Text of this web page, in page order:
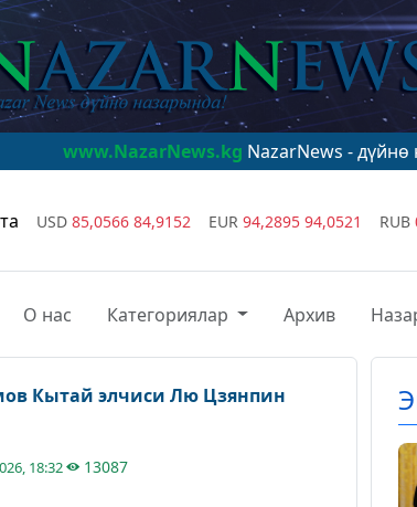
NazarNews - дүйнө назарында!
USD 85,0566 84,9152 EUR 94,2895 94,0521 RUB
О нас Категориялар Архив
Кытай элчиси Лю Цзянпин
18:32
13087